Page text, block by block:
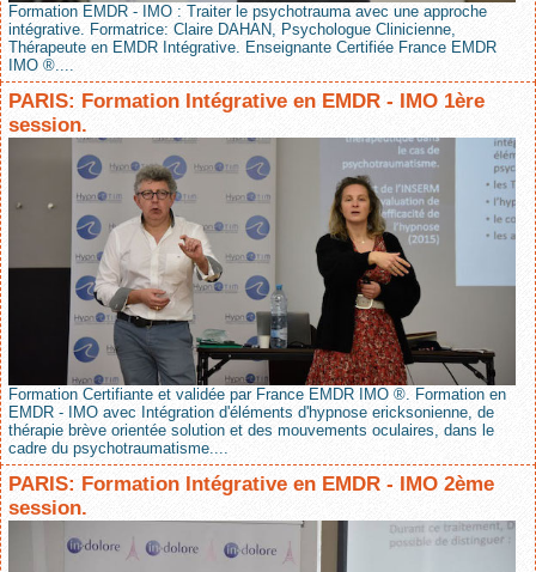
Formation EMDR - IMO : Traiter le psychotrauma avec une approche
intégrative. Formatrice: Claire DAHAN, Psychologue Clinicienne,
Thérapeute en EMDR Intégrative. Enseignante Certifiée France EMDR
IMO ®....
PARIS: Formation Intégrative en EMDR - IMO 1ère
session.
Formation Certifiante et validée par France EMDR IMO ®. Formation en
EMDR - IMO avec Intégration d'éléments d'hypnose ericksonienne, de
thérapie brève orientée solution et des mouvements oculaires, dans le
cadre du psychotraumatisme....
PARIS: Formation Intégrative en EMDR - IMO 2ème
session.